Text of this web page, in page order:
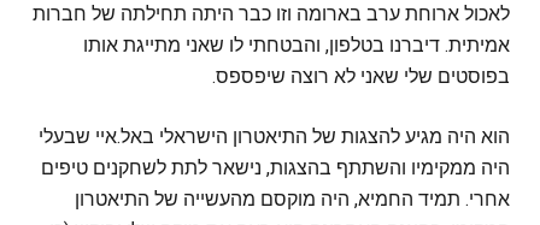
לאכול ארוחת ערב בארומה וזו כבר היתה תחילתה של חברות
אמיתית. דיברנו בטלפון, והבטחתי לו שאני מתייגת אותו
בפוסטים שלי שאני לא רוצה שיפספס.
הוא היה מגיע להצגות של התיאטרון הישראלי באל.איי שבעלי
היה ממקימיו והשתתף בהצגות, נישאר לתת לשחקנים טיפים
אחרי. תמיד החמיא, היה מוקסם מהעשייה של התיאטרון